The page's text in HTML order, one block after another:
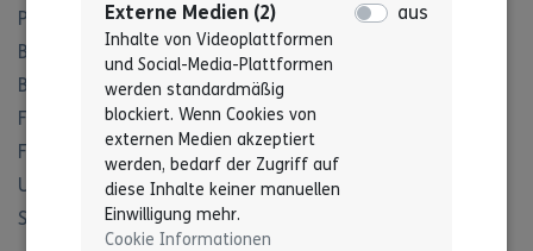
Projekte
Blog
Büro für Leichte Sprache
Fachbereich Recht
Fachbereich Offene Hilfen
Unser Leitbild
Stiftung
Externe Medien (2)
Inhalte von Videoplattformen
und Social-Media-Plattformen
werden standardmäßig
blockiert. Wenn Cookies von
externen Medien akzeptiert
werden, bedarf der Zugriff auf
diese Inhalte keiner manuellen
Einwilligung mehr.
Cookie Informationen
aus